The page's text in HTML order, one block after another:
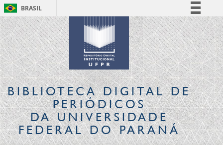
BRASIL
Simplifique!
Comunica BR
Participe
Acesso à informação
Legislação
Canais
BIBLIOTECA DIGITALDE
PERIÓDICOS
DA UNIVERSIDADE
FEDERAL DO PARANÁ